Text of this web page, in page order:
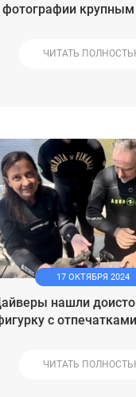
фотографии
ЧИТАТЬ
17 ОКТЯБРЯ 2024
нашли
с
ЧИТАТЬ